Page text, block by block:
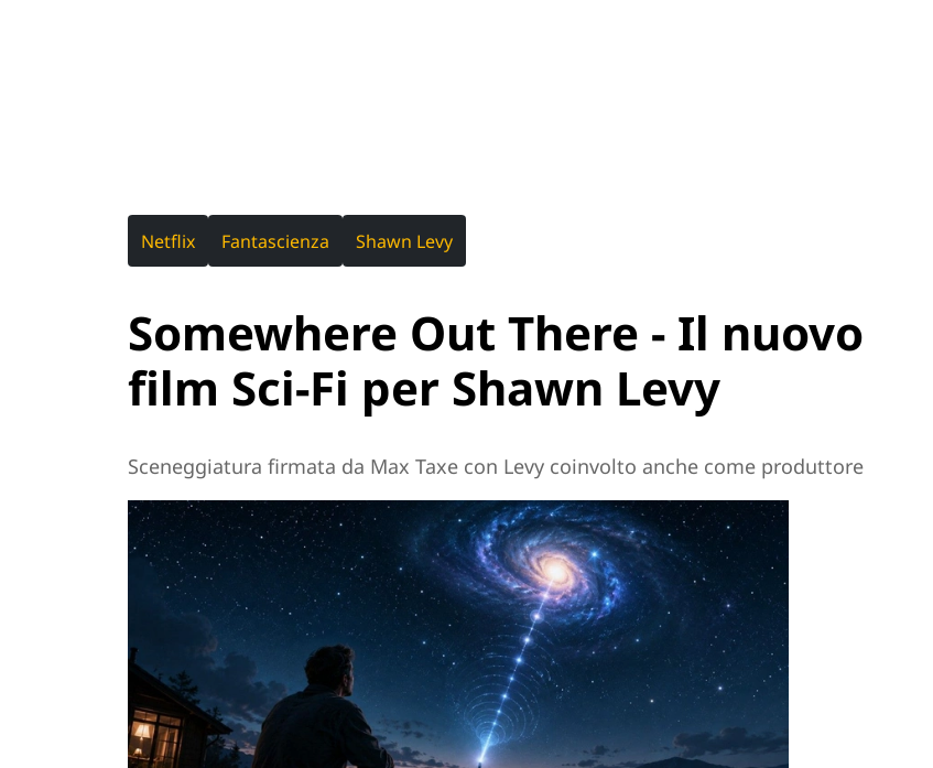
Netflix Fantascienza Shawn Levy
Somewhere Out There - Il nuovo
film Sci-Fi per Shawn Levy
Sceneggiatura firmata da Max Taxe con Levy coinvolto anche come produttore